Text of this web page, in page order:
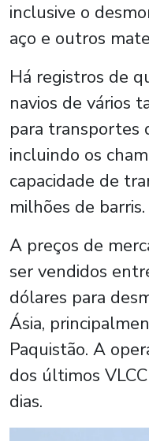
inclusive o
aço e outros
Há registros de
navios de vários
para transportes
incluindo os
capacidade de
milhões de barris.
A preços de
ser vendidos
dólares para
Ásia,
Paquistão. A
dos últimos
dias.